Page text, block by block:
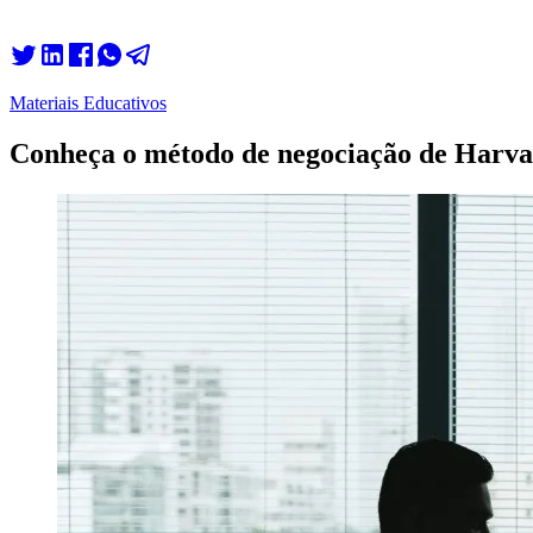
Materiais Educativos
Conheça o método de negociação de